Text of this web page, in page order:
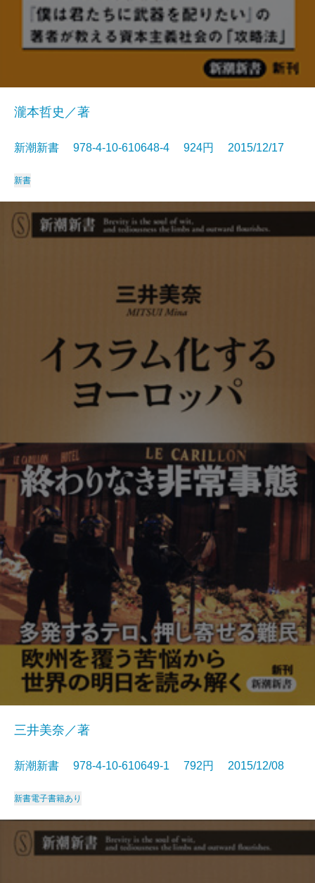
瀧本哲史／著
新潮新書 978-4-10-610648-4 924円 2015/12/17
新書
三井美奈／著
新潮新書 978-4-10-610649-1 792円 2015/12/08
新書電子書籍あり